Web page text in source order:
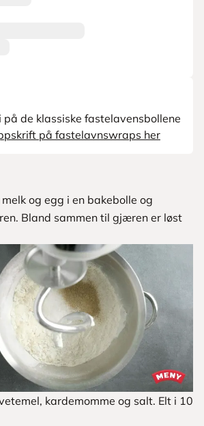
på de klassiske fastelavensbollene
på fastelavnswraps her
melk og egg i en bakebolle og
Bland sammen til gjæren er løst
kardemomme og salt. Elt i 10